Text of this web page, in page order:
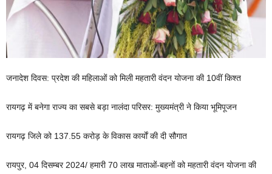
जनादेश दिवस: प्रदेश की महिलाओं को मिली महतारी वंदन योजना की 10वीं किश्त
रायगढ़ में बनेगा राज्य का सबसे बड़ा नालंदा परिसर: मुख्यमंत्री ने किया भूमिपूजन
रायगढ़ जिले को 137.55 करोड़ के विकास कार्याें की दी सौगात
रायपुर, 04 दिसम्बर 2024/ हमारी 70 लाख माताओं-बहनों को महतारी वंदन योजना की